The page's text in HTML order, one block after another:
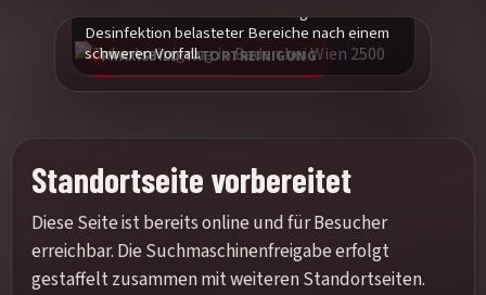
PRAXISBILD TATORTREINIGUNG
Praxisnahes Einsatzbild zur fachgerechten
Desinfektion belasteter Bereiche nach einem
schweren Vorfall.
Standortseite vorbereitet
Diese Seite ist bereits online und für Besucher
erreichbar. Die Suchmaschinenfreigabe erfolgt
gestaffelt zusammen mit weiteren Standortseiten.